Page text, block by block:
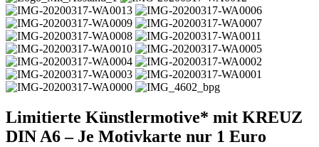
Limitierte Künstlermotive* mit KREUZ
DIN A6 – Je Motivkarte nur 1 Euro